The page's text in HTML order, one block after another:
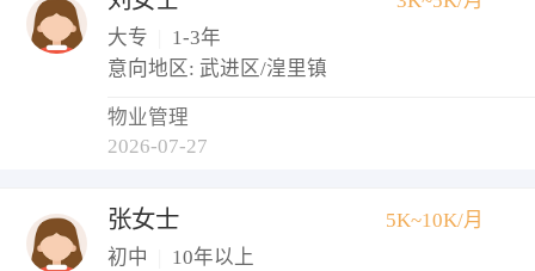
大专
1-3年
意向地区: 武进区/湟里镇
物业管理
2026-07-27
张女士
5K~10K/月
初中
10年以上